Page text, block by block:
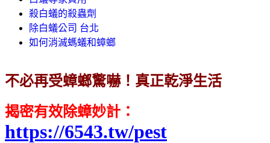
殺白蟻的殺蟲劑
除白蟻公司 台北
如何消滅螞蟻和蟑螂
不必再受蟑螂驚嚇！真正乾淨生活
揭密有效除蟑妙計 ：
https://6543.tw/pest